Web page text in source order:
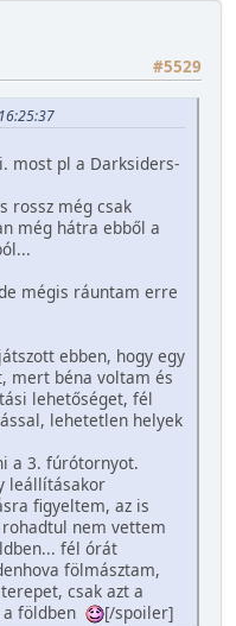
#5529
most pl a Darksiders-
rossz még csak
még hátra ebből a
mégis ráuntam erre
ebben, hogy egy
mert béna voltam és
lehetőséget, fél
lehetetlen helyek
a 3. fúrótornyot.
leállításakor
figyeltem, az is
nem vettem
fél órát
fölmásztam,
csak azt a
földben
[/spoiler]